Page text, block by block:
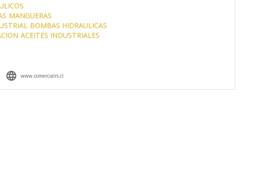
MANGUERAS
BOMBAS HIDRAULICAS
ACEITES INDUSTRIALES
 www.comercialrs.cl